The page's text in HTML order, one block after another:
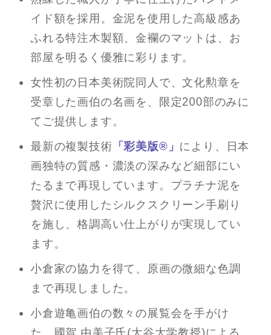
イド額を採用。金泥を使用した高級感あ
ふれる特注木製額、金襴のマットは、お
部屋を明るく優雅に彩ります。
女性初の日本美術院同人で、文化勲章を
受章した画伯の名画を、限定200部のみに
てご提供します。
最新の複製技術 「彩美版®」 により、日本
画独特の質感・濃淡の深みなど細部にい
たるまで再現しています。プラチナ泥を
贅沢に使用したシルクスクリーン手刷り
を施し、格調高い仕上がりが実現してい
ます。
小倉家の協力を得て、原画の微細な色調
まで再現しました。
小倉遊亀画伯の数々の展覧会を手がけ
た、國賀 由美子氏(大谷大学教授)による、